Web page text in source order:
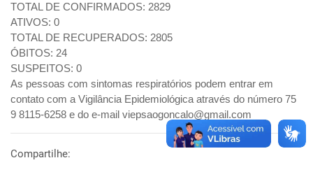
TOTAL DE CONFIRMADOS: 2829
ATIVOS: 0
TOTAL DE RECUPERADOS: 2805
ÓBITOS: 24
SUSPEITOS: 0
As pessoas com sintomas respiratórios podem entrar em
contato com a Vigilância Epidemiológica através do número 75
9 8115-6258 e do e-mail viepsaogoncalo@gmail.com
Compartilhe: